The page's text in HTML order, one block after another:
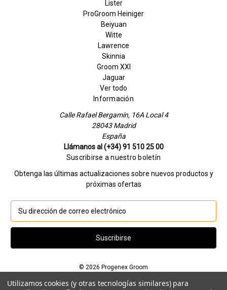
Lister
ProGroom Heiniger
Beiyuan
Witte
Lawrence
Skinnia
Groom XXI
Jaguar
Ver todo
Información
Calle Rafael Bergamín, 16A Local 4
28043 Madrid
España
Llámanos al (+34) 91 510 25 00
Suscribirse a nuestro boletín
Obtenga las últimas actualizaciones sobre nuevos productos y
próximas ofertas
r
c
ó
© 2026 Progenex Groom
Si quieres hablar con nosotros llamanos al
Utilizamos cookies (y otras tecnologías similares) para